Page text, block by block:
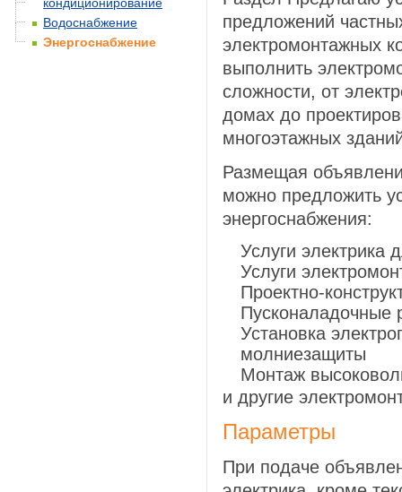
предложений
электромонтажных
выполнить
сложности, от
домах до
многоэтажных
Размещая
можно предложить
энергоснабжения:
Услуги электрика
Услуги
Проектно-
Пусконаладочные
Установка
молниезащиты
Монтаж
и другие
Параметры
При подаче
Водоснабжение
Энергоснабжение